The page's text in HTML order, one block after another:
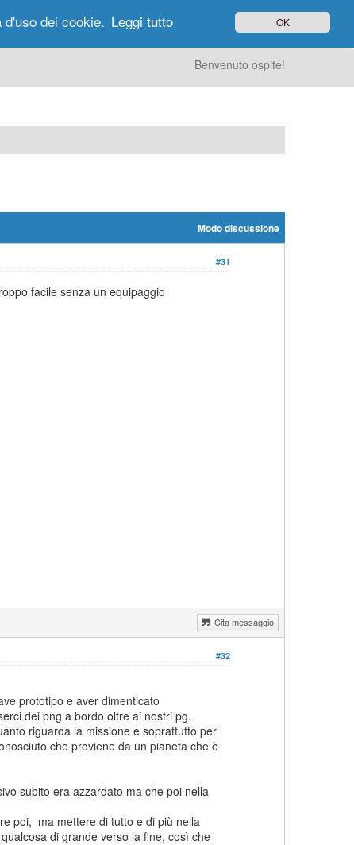
di Oggi Ricerca Utenti
Benvenuto ospite!
Modo discussione
#31
facile senza un equipaggio
Cita messaggio
#32
prototipo e aver dimenticato
dei png a bordo oltre ai nostri pg.
riguarda la missione e soprattutto per
che proviene da un pianeta che è
subito era azzardato ma che poi nella
poi, ma mettere di tutto e di più nella
di grande verso la fine, così che
dei cookie. Leggi tutto OK